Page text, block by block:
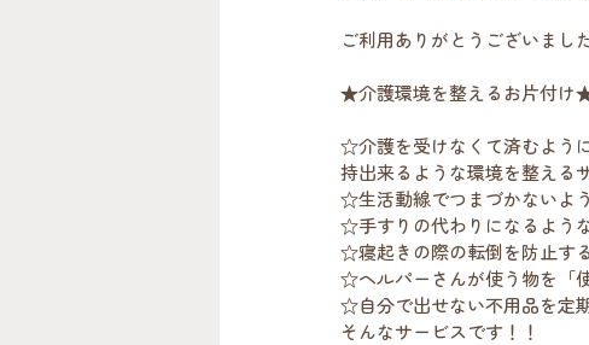
ご利用ありがとうございまし
★介護環境を整えるお片付け
☆介護を受けなくて済むよう
持出来るような環境を整える
☆生活動線でつまづかないよ
☆手すりの代わりになるよう
☆寝起きの際の転倒を防止す
☆ヘルパーさんが使う物を「
☆自分で出せない不用品を定
そんなサービスです！！